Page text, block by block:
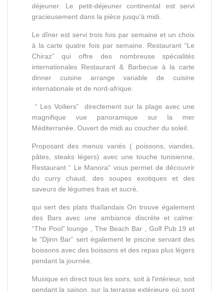
déjeuner. Le petit-déjeuner continental est servi
gracieusement dans la pièce jusqu'à midi.
Le dîner est servi trois fois par semaine et un choix
à la carte quatre fois par semaine. Restaurant “Le
Chiraz” qui offre des nombreuse spécialités
internationales Restaurant & Barbecue à la carte
dinner cuisine arrange variable de cuisine
internationale et de nord-afrique.
“ Les Voiliers” directement sur la plage avec une
magnifique vue panoramique sur la mer
Méditerranée. Ouvert de midi au coucher du soleil.
Proposant des menus variés ( poissons, viandes,
pâtes, steaks légers) avec une touche tunisienne,
Restaurant “ Le Manora“ vous permet de découvrir
du curry chaud, des soupes exotiques et des
saveurs de légumes frais et sucré,
qui sert des plats thaïlandais On trouve également
des Bars avec une ambiance discrète et calme:
“The Pool” lounge , The Beach Bar , Golf Pub 19 et
le “Djinn Bar” sert également le piscine servant des
boissons avec des boissons et des repas plus légers
pendant la journée.
Musique en direct tous les soirs, soit à l'intérieur, soit
pendant la saison, sur la terrasse extérieure où sont